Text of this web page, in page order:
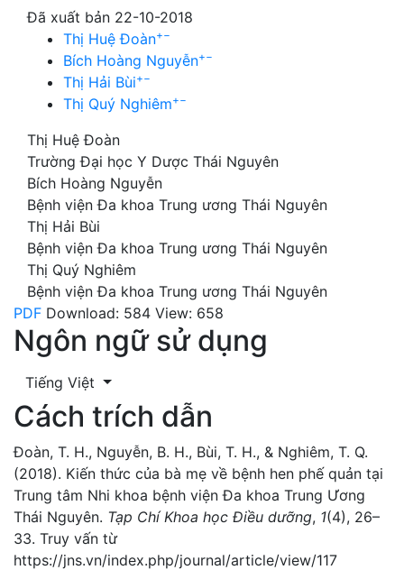
Đã xuất bản 22-10-2018
Thị Huệ Đoàn+−
Bích Hoàng Nguyễn+−
Thị Hải Bùi+−
Thị Quý Nghiêm+−
Thị Huệ Đoàn
Trường Đại học Y Dược Thái Nguyên
Bích Hoàng Nguyễn
Bệnh viện Đa khoa Trung ương Thái Nguyên
Thị Hải Bùi
Bệnh viện Đa khoa Trung ương Thái Nguyên
Thị Quý Nghiêm
Bệnh viện Đa khoa Trung ương Thái Nguyên
PDF Download: 584 View: 658
Ngôn ngữ sử dụng
Tiếng Việt
Cách trích dẫn
Đoàn, T. H., Nguyễn, B. H., Bùi, T. H., & Nghiêm, T. Q.
(2018). Kiến thức của bà mẹ về bệnh hen phế quản tại
Trung tâm Nhi khoa bệnh viện Đa khoa Trung Ương
Thái Nguyên. Tạp Chí Khoa học Điều dưỡng, 1(4), 26–
33. Truy vấn từ
https://jns.vn/index.php/journal/article/view/117